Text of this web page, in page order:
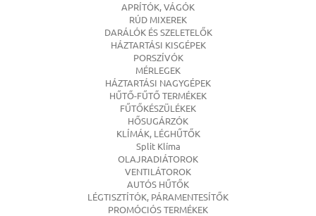
APRÍTÓK, VÁGÓK
RÚD MIXEREK
DARÁLÓK ÉS SZELETELŐK
HÁZTARTÁSI KISGÉPEK
PORSZÍVÓK
MÉRLEGEK
HÁZTARTÁSI NAGYGÉPEK
HŰTŐ-FŰTŐ TERMÉKEK
FŰTŐKÉSZÜLÉKEK
HŐSUGÁRZÓK
KLÍMÁK, LÉGHŰTŐK
Split Klíma
OLAJRADIÁTOROK
VENTILÁTOROK
AUTÓS HŰTŐK
LÉGTISZTÍTÓK, PÁRAMENTESÍTŐK
PROMÓCIÓS TERMÉKEK